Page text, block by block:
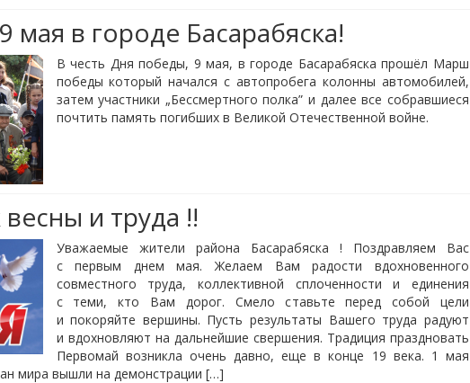
в городе Басарабяска!
В честь Дня победы, 9 мая, в городе Басарабяска прошёл Марш
победы который начался с автопробега колонны автомобилей,
затем участники „Бессмертного полка” и далее все собравшиеся
почтить память погибших в Великой Отечественной войне.
и труда !!
Уважаемые жители района Басарабяска ! Поздравляем Вас
с первым днем мая. Желаем Вам радости вдохновенного
совместного труда, коллективной сплоченности и единения
с теми, кто Вам дорог. Смело ставьте перед собой цели
и покоряйте вершины. Пусть результаты Вашего труда радуют
и вдохновляют на дальнейшие свершения. Традиция праздновать
Первомай возникла очень давно, еще в конце 19 века. 1 мая
мира вышли на демонстрации […]